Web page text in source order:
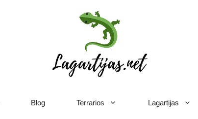
Blog Terrarios Lagartijas